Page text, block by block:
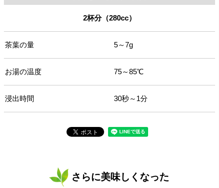
2杯分（280cc）
茶葉の量 5～7g
お湯の温度 75～85℃
浸出時間 30秒～1分
さらに美味しくなった